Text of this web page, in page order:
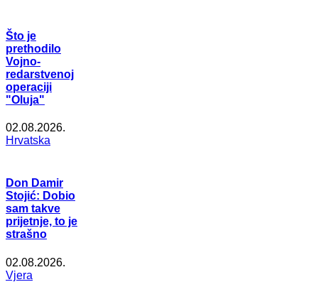
Što je
prethodilo
Vojno-
redarstvenoj
operaciji
"Oluja"
02.08.2026.
Hrvatska
Don Damir
Stojić: Dobio
sam takve
prijetnje, to je
strašno
02.08.2026.
Vjera